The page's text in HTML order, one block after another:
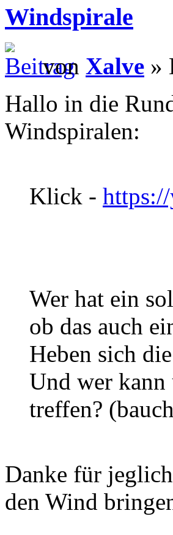
Windspirale
von Xalve »
Hallo in die
Windspiralen:
Klick -
Wer hat ein
ob das auch
Heben sich
Und wer kann
treffen?
Danke für
den Wind